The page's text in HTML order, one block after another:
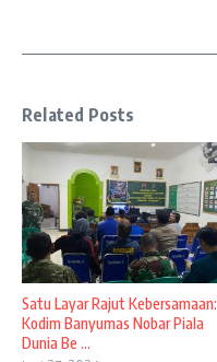
Related Posts
Satu Layar Rajut Kebersamaan:
Kodim Banyumas Nobar Piala
Dunia Be ...